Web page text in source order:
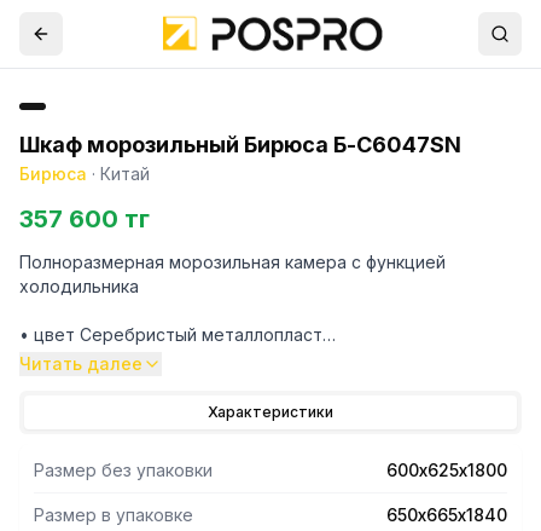
Шкаф морозильный Бирюса Б-C6047SN
Бирюса · Китай
357 600 тг
Полноразмерная морозильная камера с функцией
холодильника
• цвет Cеребристый металлопласт
• температурный режим +10…-20
• объем 280л
Читать далее
Характеристики
Размер без упаковки 600х625х1800
Размер в упаковке 650х665х1840